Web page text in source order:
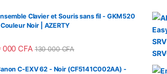
Clavier et Souris sans fil - GKM520
Noir | AZERTY
000 CFA 130 000CFA
C-EXV 62 - Noir (CF5141C002AA) -